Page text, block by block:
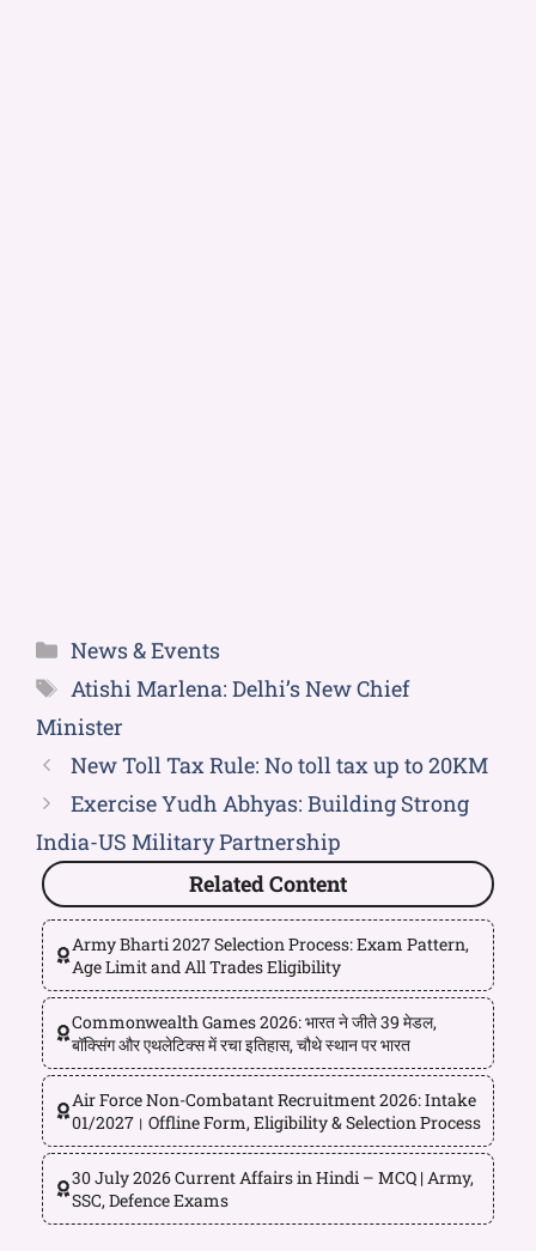
News & Events
Atishi Marlena: Delhi’s New Chief
Minister
New Toll Tax Rule: No toll tax up to 20KM
Exercise Yudh Abhyas: Building Strong
India-US Military Partnership
Related Content
Army Bharti 2027 Selection Process: Exam Pattern,
Age Limit and All Trades Eligibility
Commonwealth Games 2026: भारत ने जीते 39 मेडल,
बॉक्सिंग और एथलेटिक्स में रचा इतिहास, चौथे स्थान पर भारत
Air Force Non-Combatant Recruitment 2026: Intake
01/2027। Offline Form, Eligibility & Selection Process
30 July 2026 Current Affairs in Hindi – MCQ | Army,
SSC, Defence Exams